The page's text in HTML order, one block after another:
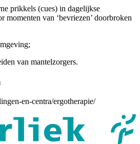
prikkels (cues) in dagelijkse
momenten van ‘bevriezen’ doorbroken
van mantelzorgers.
en-centra/ergotherapie/